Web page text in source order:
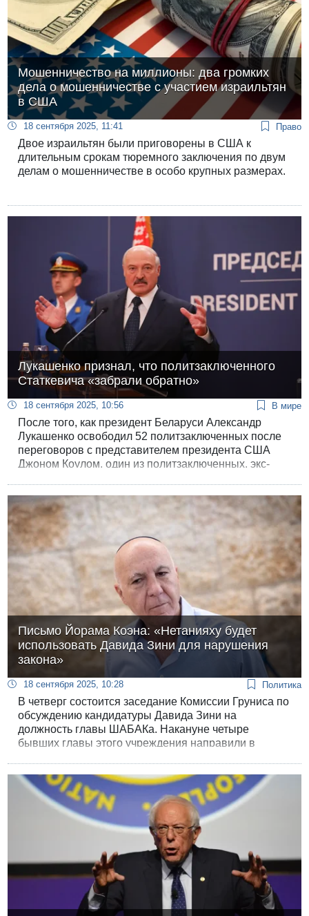
Мошенничество на миллионы: два громких
дела о мошенничестве с участием израильтян
в США
18 сентября 2025, 11:41 Право
Двое израильтян были приговорены в США к
длительным срокам тюремного заключения по двум
делам о мошенничестве в особо крупных размерах.
Лукашенко признал, что политзаключенного
Статкевича «забрали обратно»
18 сентября 2025, 10:56 В мире
После того, как президент Беларуси Александр
Лукашенко освободил 52 политзаключенных после
переговоров с представителем президента США
Джоном Коулом, один из политзаключенных, экс-
появились сообщения, что Станкевича снова
посадили.
Письмо Йорама Коэна: «Нетанияху будет
использовать Давида Зини для нарушения
закона»
18 сентября 2025, 10:28 Политика
В четверг состоится заседание Комиссии Груниса по
обсуждению кандидатуры Давида Зини на
должность главы ШАБАКа. Накануне четыре
бывших главы этого учреждения направили в